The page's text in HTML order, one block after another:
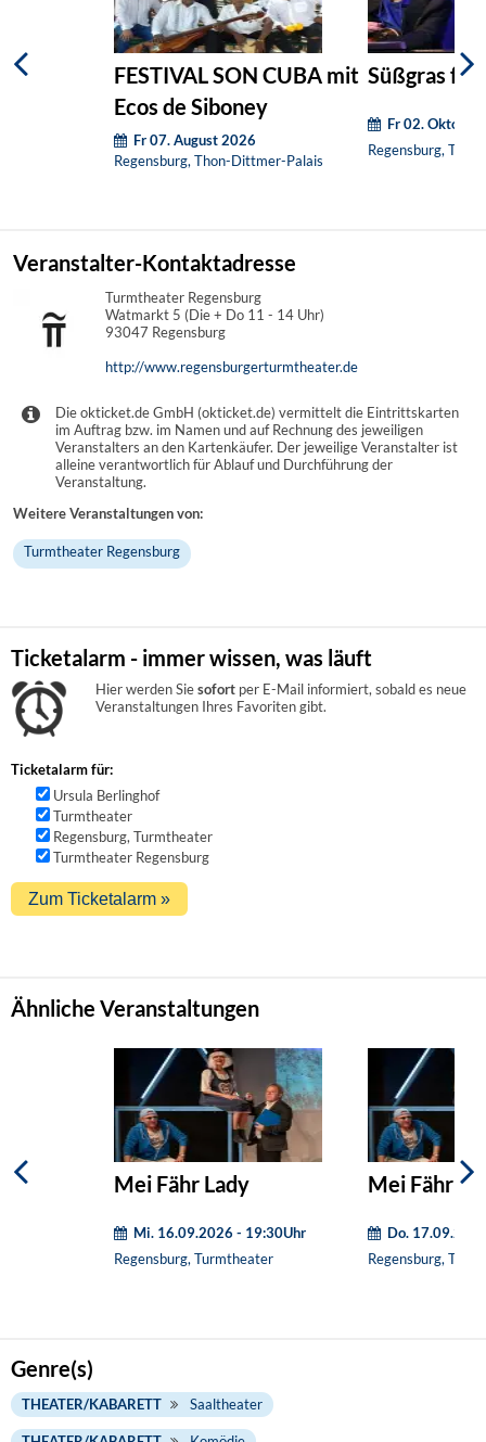
FESTIVAL SON CUBA mit
Ecos de Siboney
Fr 07. August 2026
Regensburg, Thon-Dittmer-Palais
Süßgras
Fr 02. Oktober
Regensburg,
Veranstalter-Kontaktadresse
Turmtheater Regensburg
Watmarkt 5 (Die + Do 11 - 14 Uhr)
93047 Regensburg
http://www.regensburgerturmtheater.de
Die okticket.de GmbH (okticket.de) vermittelt die Eintrittskarten
im Auftrag bzw. im Namen und auf Rechnung des jeweiligen
Veranstalters an den Kartenkäufer. Der jeweilige Veranstalter ist
alleine verantwortlich für Ablauf und Durchführung der
Veranstaltung.
Weitere Veranstaltungen von:
Turmtheater Regensburg
Ticketalarm - immer wissen, was läuft
Hier werden Siesofort per E-Mail informiert, sobald es neue
Veranstaltungen Ihres Favoriten gibt.
Ticketalarm für:
Ursula Berlinghof
Turmtheater
Regensburg, Turmtheater
Turmtheater Regensburg
Ähnliche Veranstaltungen
Mei Fähr Lady
Mi. 16.09.2026 - 19:30Uhr
Regensburg, Turmtheater
Mei Fähr
Do.
Regensburg,
Genre(s)
THEATER/KABARETT Saaltheater